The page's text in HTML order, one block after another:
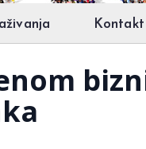
Kontakt